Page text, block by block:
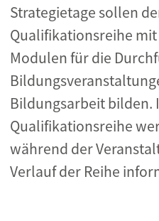
Strategietage sollen
Qualifikationsreihe
Modulen für die
Bildungsarbeit bilden.
Qualifikationsreihe
während der
Verlauf der Reihe